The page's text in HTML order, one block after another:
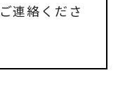
連絡くださ